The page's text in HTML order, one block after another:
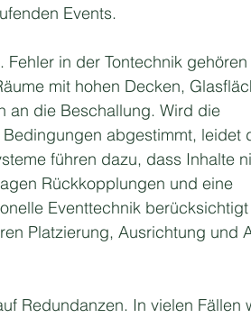
Events.
in der Tontechnik
mit hohen Decken,
an die Beschallung. Wird die
abgestimmt, leidet
führen dazu, dass Inhalte
Rückkopplungen und eine
Eventtechnik
Platzierung, Ausrichtung und
Redundanzen. In vielen Fällen